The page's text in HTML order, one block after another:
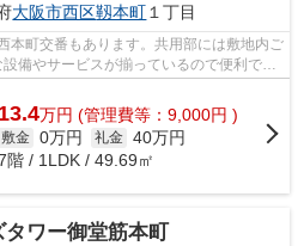
大阪市西区靱本町１丁目
本町交番もあります。共用部には敷地内ご
備やサービスが揃っているので便利で
13.4万円 (管理費等：9,000円 )
敷金 0万円 礼金 40万円
階 / 1LDK / 49.69㎡
ワー御堂筋本町